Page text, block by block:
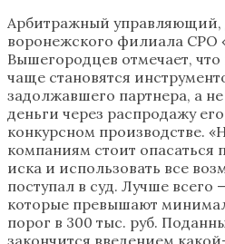
Арбитражный управляющий,
воронежского филиала СРО
Вышегородцев отмечает, что
чаще становятся
задолжавшего партнера, а
деньги через распродажу
конкурсном производстве.
компаниям стоит опасаться
иска и использовать все
поступал в суд. Лучше всего
которые превышают
порог в 300 тыс. руб.
закончится введением